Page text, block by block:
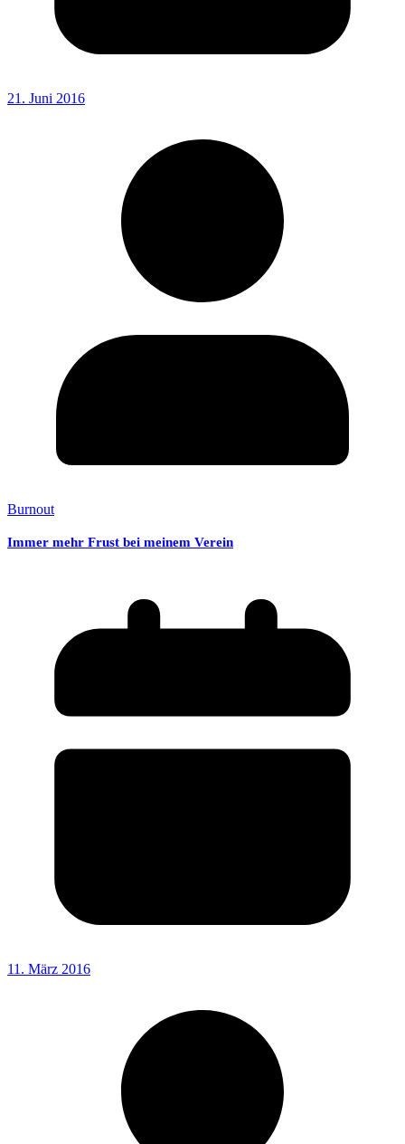
21. Juni 2016
Burnout
Immer mehr Frust bei meinem Verein
11. März 2016